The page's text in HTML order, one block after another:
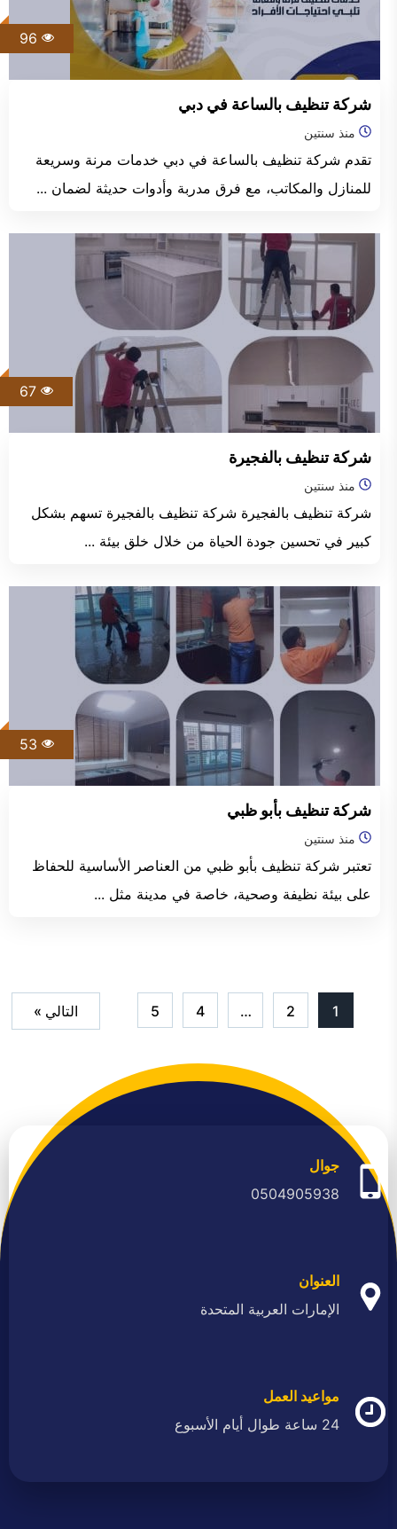
شركة تنظيف بالساعة في دبي
منذ سنتين
تقدم شركة تنظيف بالساعة في دبي خدمات مرنة وسريعة
للمنازل والمكاتب، مع فرق مدربة وأدوات حديثة لضمان ...
شركة تنظيف بالفجيرة
منذ سنتين
شركة تنظيف بالفجيرة شركة تنظيف بالفجيرة تسهم بشكل
كبير في تحسين جودة الحياة من خلال خلق بيئة ...
شركة تنظيف بأبو ظبي
منذ سنتين
تعتبر شركة تنظيف بأبو ظبي من العناصر الأساسية للحفاظ
على بيئة نظيفة وصحية، خاصة في مدينة مثل ...
1
2
…
4
5 التالي »
جوال
0504905938
العنوان
الإمارات العربية المتحدة
مواعيد العمل
24 ساعة طوال أيام الأسبوع